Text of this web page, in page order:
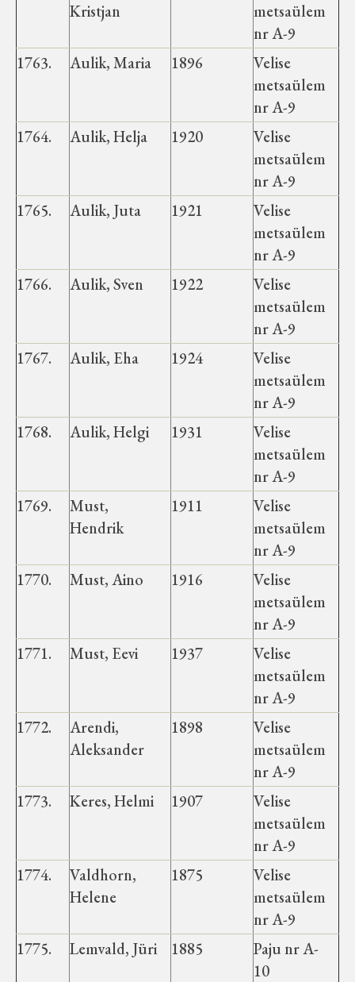
Kristjan
metsaülem
nr A-9
1763.
Aulik, Maria 1896
Velise
metsaülem
nr A-9
1764.
Aulik, Helja 1920
Velise
metsaülem
nr A-9
1765.
Aulik, Juta 1921
Velise
metsaülem
nr A-9
1766.
Aulik, Sven 1922
Velise
metsaülem
nr A-9
1767.
Aulik, Eha 1924
Velise
metsaülem
nr A-9
1768.
Aulik, Helgi 1931
Velise
metsaülem
nr A-9
1769.
Must,
Hendrik
1911
Velise
metsaülem
nr A-9
1770.
Must, Aino 1916
Velise
metsaülem
nr A-9
1771.
Must, Eevi 1937
Velise
metsaülem
nr A-9
1772.
Arendi,
Aleksander
1898
Velise
metsaülem
nr A-9
1773.
Keres, Helmi 1907
Velise
metsaülem
nr A-9
1774.
Valdhorn,
Helene
1875
Velise
metsaülem
nr A-9
1775.
Lemvald, Jüri 1885
Paju nr A-
10